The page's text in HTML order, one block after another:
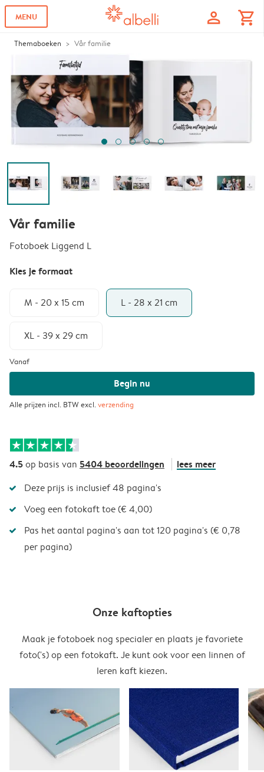
MENU profile shopping_cart
Themaboeken Vår familie
Vår familie
Fotoboek Liggend L
Kies je formaat
M - 20 x 15 cm L - 28 x 21 cm
XL - 39 x 29 cm
Vanaf
Begin nu
Alle prijzen incl. BTW excl.verzending
4.5op basis van 5404 beoordelingen lees meer
Deze prijs is inclusief 48 pagina's
Voeg een fotokaft toe (€ 4,00)
Pas het aantal pagina's aan tot 120 pagina's (€ 0,78
per pagina)
Onze kaftopties
Maak je fotoboek nog specialer en plaats je favoriete
foto('s) op een fotokaft. Je kunt ook voor een linnen of
leren kaft kiezen.